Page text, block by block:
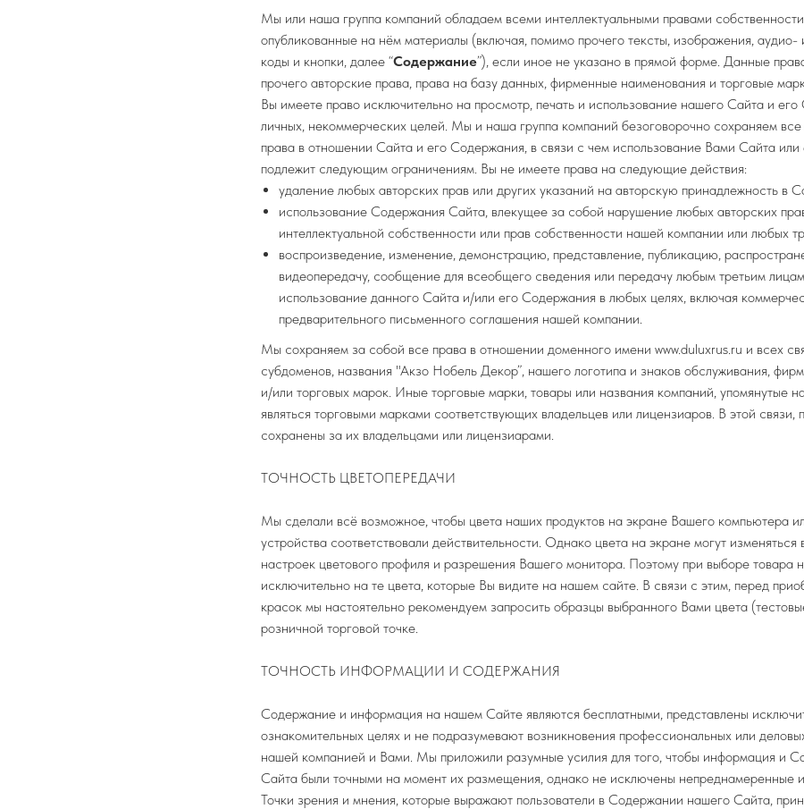
Мы или наша группа компаний обладаем всеми интеллектуальными правами
опубликованные на нём материалы (включая, помимо прочего тексты, изображения,
коды и кнопки, далее “Содержание”), если иное не указано в прямой форме. Данные
прочего авторские права, права на базу данных, фирменные наименования и торговые
Вы имеете право исключительно на просмотр, печать и использование нашего Сайта и
личных, некоммерческих целей. Мы и наша группа компаний безоговорочно сохраняем все
права в отношении Сайта и его Содержания, в связи с чем использование Вами Сайта
подлежит следующим ограничениям. Вы не имеете права на следующие действия:
удаление любых авторских прав или других указаний на авторскую принадлежность в
использование Содержания Сайта, влекущее за собой нарушение любых авторских
интеллектуальной собственности или прав собственности нашей компании или любых
воспроизведение, изменение, демонстрацию, представление, публикацию,
видеопередачу, сообщение для всеобщего сведения или передачу любым третьим
использование данного Сайта и/или его Содержания в любых целях, включая
предварительного письменного соглашения нашей компании.
Мы сохраняем за собой все права в отношении доменного имени www.duluxrus.ru и всех
субдоменов, названия "Акзо Нобель Декор”, нашего логотипа и знаков обслуживания,
и/или торговых марок. Иные торговые марки, товары или названия компаний, упомянутые
являться торговыми марками соответствующих владельцев или лицензиаров. В этой
сохранены за их владельцами или лицензиарами.
ТОЧНОСТЬ ЦВЕТОПЕРЕДАЧИ
Мы сделали всё возможное, чтобы цвета наших продуктов на экране Вашего компьютера
устройства соответствовали действительности. Однако цвета на экране могут изменяться
настроек цветового профиля и разрешения Вашего монитора. Поэтому при выборе товара
исключительно на те цвета, которые Вы видите на нашем сайте. В связи с этим, перед
красок мы настоятельно рекомендуем запросить образцы выбранного Вами цвета
розничной торговой точке.
ТОЧНОСТЬ ИНФОРМАЦИИ И СОДЕРЖАНИЯ
Содержание и информация на нашем Сайте являются бесплатными, представлены
ознакомительных целях и не подразумевают возникновения профессиональных или
нашей компанией и Вами. Мы приложили разумные усилия для того, чтобы информация и
Сайта были точными на момент их размещения, однако не исключены непреднамеренные
Точки зрения и мнения, которые выражают пользователи в Содержании нашего Сайта,